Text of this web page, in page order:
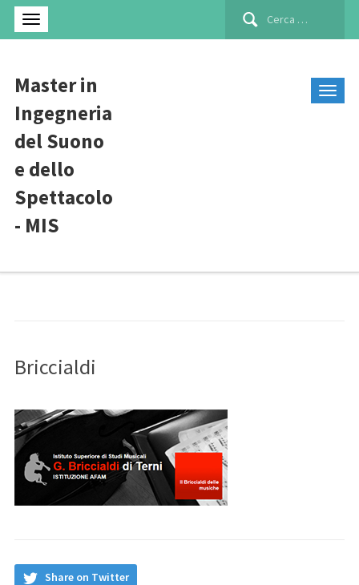
Ricerca
Master in
Ingegneria
del Suono
e dello
Spettacolo
- MIS
Briccialdi
Share on Twitter